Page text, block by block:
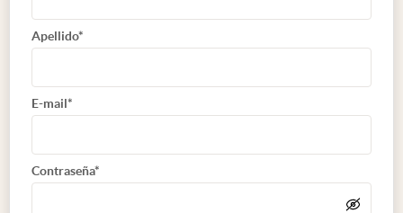
Apellido*
E-mail*
Contraseña*